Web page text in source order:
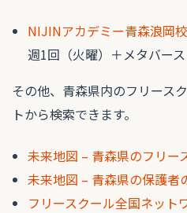
NIJINアカデミー青森浪岡校
週1回（火曜）＋メタバース
その他、青森県内のフリース
トから検索できます。
未来地図 – 青森県のフリー
未来地図 – 青森県の保護者
フリースクール全国ネット